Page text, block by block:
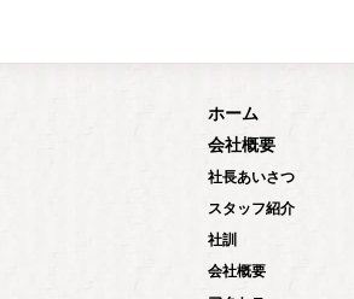
ホーム
会社概要
社長あいさつ
スタッフ紹介
社訓
会社概要